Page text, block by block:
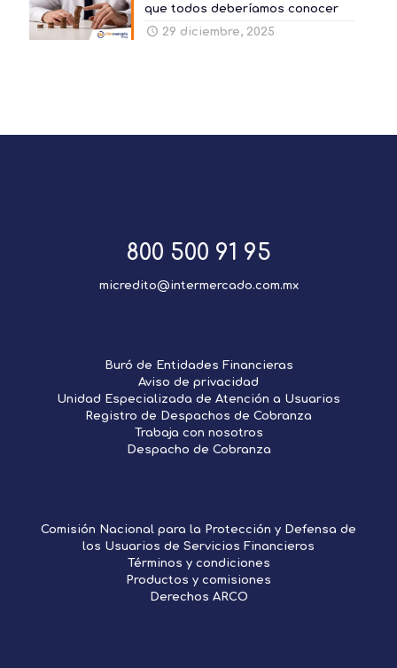
que todos deberíamos conocer
29 diciembre, 2025
800 500 91 95
micredito@intermercado.com.mx
Buró de Entidades Financieras
Aviso de privacidad
Unidad Especializada de Atención a Usuarios
Registro de Despachos de Cobranza
Trabaja con nosotros
Despacho de Cobranza
Comisión Nacional para la Protección y Defensa de
los Usuarios de Servicios Financieros
Términos y condiciones
Productos y comisiones
Derechos ARCO